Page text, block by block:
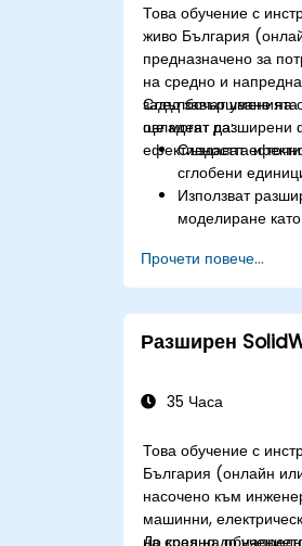
Това обучение с
живо България
предназначено за
на средно и
задълбочат
овладеят разширени
ефективността и
След завършване на
ще могат да:
Създават
сглобени
Използват
моделиране
повърхнини.
Прилагат
параметричен
Извършват
движението, за
Прочети повече...
Разширен
35 Часа
Това обучение с
България (онлайн
насочено към
машинни,
на средно до
До края на